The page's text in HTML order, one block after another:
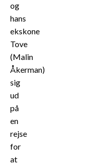
og
hans
ekskone
Tove
(Malin
Åkerman)
sig
ud
på
en
rejse
for
at